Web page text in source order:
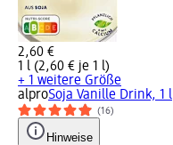
2,60 €
1 l (2,60 € je 1 l)
+ 1 weitere Größe
alproSoja Vanille Drink, 1 l
(16)
Hinweise